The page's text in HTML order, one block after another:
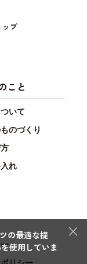
ップ
こと
いて
のづくり
れ
×
の最適な提
使用していま